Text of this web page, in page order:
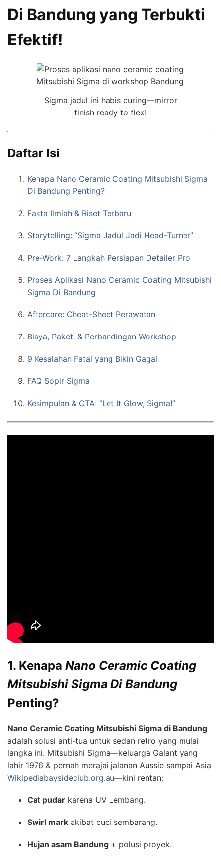
Di Bandung yang Terbukti
Efektif!
Sigma jadul ini habis curing—mirror
finish ready to flex!
Daftar Isi
Kenapa Nano Ceramic Coating Mitsubishi Sigma
Di Bandung Penting?
Fakta Ilmiah & Riset Terbaru
Storytelling: “Sigma Jadul Jadi Head-Turner”
Pre-Work: 7 Langkah Persiapan Detailer Pro
Proses Aplikasi Nano Ceramic Coating Mitsubishi
Sigma Di Bandung
Aftercare: Cheat-Sheet Perawatan
Biaya, Paket, & Perbandingan Workshop
9 Kesalahan Fatal yang Bikin Gagal
FAQ Sopir Sigma
Kesimpulan & CTA: “Let It Glow, Sigma!”
1. Kenapa Nano Ceramic Coating
Mitsubishi Sigma Di Bandung
Penting?
Nano Ceramic Coating Mitsubishi Sigma di Bandung
adalah solusi anti-tua untuk sedan retro yang mulai
langka ini. Mitsubishi Sigma—keluarga Galant yang
lahir 1976 & pernah merajai jalanan Aussie sampai Asia
Wikipediabaysideclub.org.au—kini rentan:
Cat pudar karena UV Lembang.
Swirl mark akibat cuci sembarang.
Hujan asam Bandung + polusi proyek.